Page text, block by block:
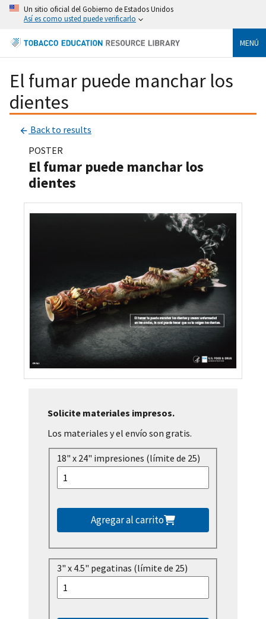
Un sitio oficial del Gobierno de Estados Unidos
Así es como usted puede verificarlo
MENÚ
El fumar puede manchar los
dientes
Back to results
POSTER
El fumar puede manchar los
dientes
Solicite materiales impresos.
Los materiales y el envío son gratis.
18" x 24" impresiones (límite de 25)
Agregar al carrito
3" x 4.5" pegatinas (límite de 25)